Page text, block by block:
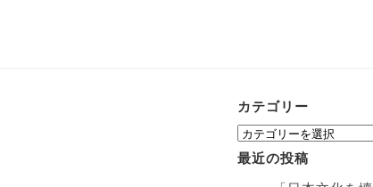
カテゴリー
カ
テ
ゴ
最近の投稿